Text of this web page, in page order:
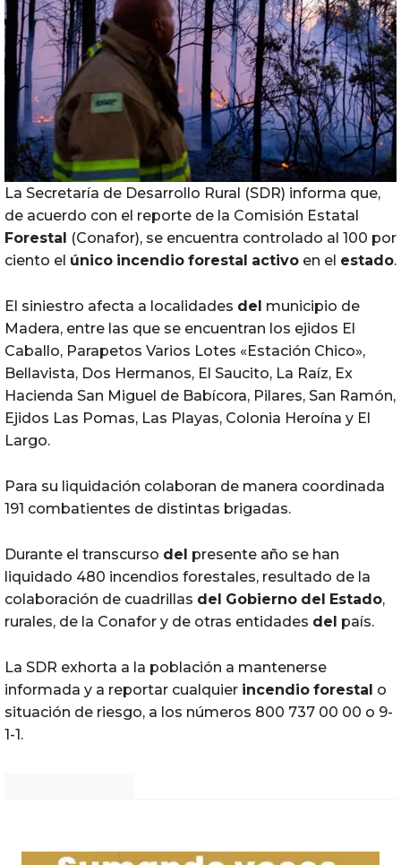
La Secretaría de Desarrollo Rural (SDR) informa que,
de acuerdo con el reporte de la Comisión Estatal
Forestal (Conafor), se encuentra controlado al 100 por
ciento el único incendio forestal activo en el estado.
El siniestro afecta a localidades del municipio de
Madera, entre las que se encuentran los ejidos El
Caballo, Parapetos Varios Lotes «Estación Chico»,
Bellavista, Dos Hermanos, El Saucito, La Raíz, Ex
Hacienda San Miguel de Babícora, Pilares, San Ramón,
Ejidos Las Pomas, Las Playas, Colonia Heroína y El
Largo.
Para su liquidación colaboran de manera coordinada
191 combatientes de distintas brigadas.
Durante el transcurso del presente año se han
liquidado 480 incendios forestales, resultado de la
colaboración de cuadrillas del Gobierno del Estado,
rurales, de la Conafor y de otras entidades del país.
La SDR exhorta a la población a mantenerse
informada y a reportar cualquier incendio forestal o
situación de riesgo, a los números 800 737 00 00 o 9-
1-1.